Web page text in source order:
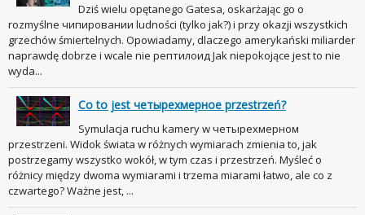
Dziś wielu opętanego Gatesa, oskarżając go o
rozmyślne чипировании ludności (tylko jak?) i przy okazji wszystkich
grzechów śmiertelnych. Opowiadamy, dlaczego amerykański miliarder
naprawdę dobrze i wcale nie рептилоид Jak niepokojące jest to nie
wyda...
Co to jest четырехмерное przestrzeń?
Symulacja ruchu kamery w четырехмерном
przestrzeni. Widok świata w różnych wymiarach zmienia to, jak
postrzegamy wszystko wokół, w tym czas i przestrzeń. Myśleć o
różnicy między dwoma wymiarami i trzema miarami łatwo, ale co z
czwartego? Ważne jest, ...